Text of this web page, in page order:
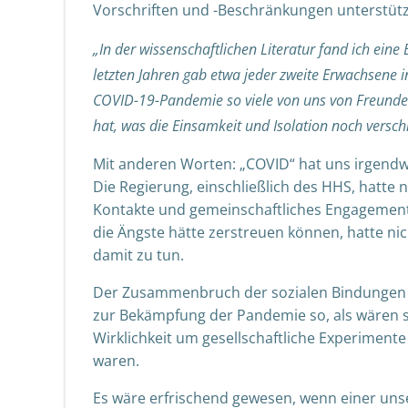
Vorschriften und -Beschränkungen
„In der wissenschaftlichen Literatur fand ich
letzten Jahren gab etwa jeder zweite
COVID-19-Pandemie so viele von uns von
hat, was die Einsamkeit und Isolation noch
Mit anderen Worten: „COVID“ hat uns
Die Regierung, einschließlich des HHS,
Kontakte und gemeinschaftliches
die Ängste hätte zerstreuen können, hatte
damit zu tun.
Der Zusammenbruch der sozialen
zur Bekämpfung der Pandemie so, als
Wirklichkeit um gesellschaftliche
waren.
Es wäre erfrischend gewesen, wenn einer